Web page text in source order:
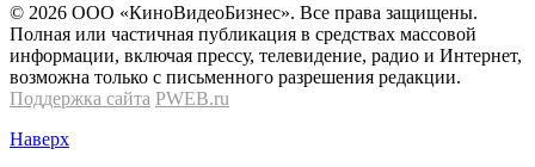
© 2026 OOО «КиноВидеоБизнес». Все права защищены.
Полная или частичная публикация в средствах массовой
информации, включая прессу, телевидение, радио и Интернет,
возможна только с письменного разрешения редакции.
Поддержка сайта PWEB.ru
Наверх